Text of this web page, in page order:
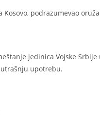
Kosovo, podrazumevao
jedinica Vojske
upotrebu.